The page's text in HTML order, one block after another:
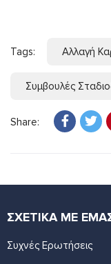
Tags: Αλλαγή
Συμβουλές
Share:
ΣΧΕΤΙΚΑ ΜΕ
Συχνές Ερωτήσεις